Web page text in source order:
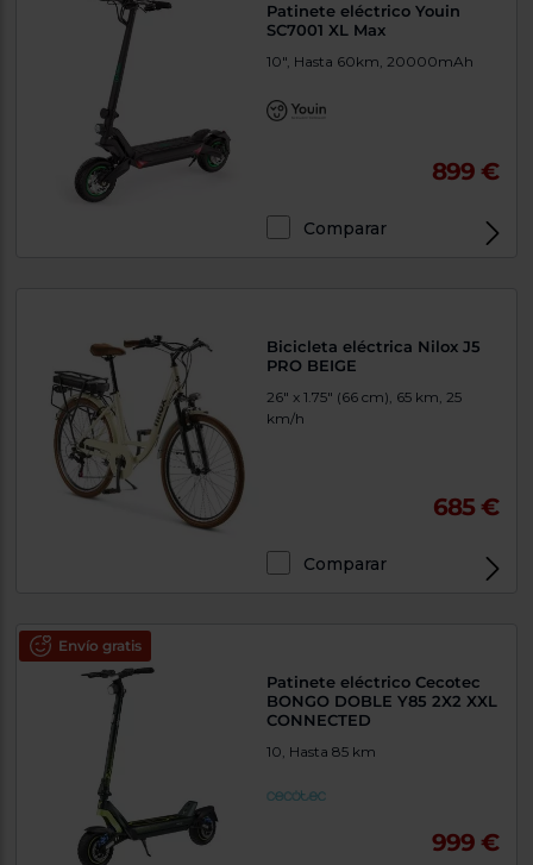
Patinete eléctrico Youin
SC7001 XL Max
10", Hasta 60km, 20000mAh
899 €
Comparar
Bicicleta eléctrica Nilox J5
PRO BEIGE
26" x 1.75" (66 cm), 65 km, 25
km/h
685 €
Comparar
Envío gratis
Patinete eléctrico Cecotec
BONGO DOBLE Y85 2X2 XXL
CONNECTED
10, Hasta 85 km
999 €